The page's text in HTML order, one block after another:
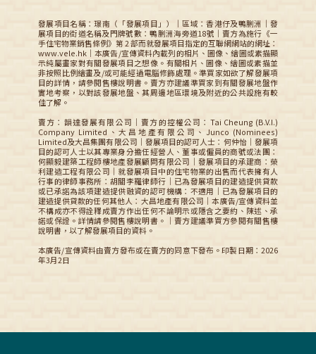
發展項目名稱：璟南（「發展項目」）｜區域：香港仔及鴨脷洲｜發
展項目的街道名稱及門牌號數：鴨脷洲海旁道18號｜賣方為施行《一
手住宅物業銷售條例》第 2 部而就發展項目指定的互聯網網站的網址：
www.vele.hk｜本廣告/宣傳資料內載列的相片、圖像、繪圖或素描顯
示純屬畫家對有關發展項目之想像。有關相片、圖像、繪圖或素描並
非按照比例繪畫及/或可能經過電腦修飾處理。準買家如欲了解發展項
目的詳情，請參閱售樓說明書。賣方亦建議準買家到有關發展地盤作
實地考察，以對該發展地盤、其周邊地區環境及附近的公共設施有較
佳了解。
賣方：韻達發展有限公司｜賣方的控權公司：Tai Cheung (B.V.I.)
Company Limited、大昌地產有限公司、Junco (Nominees)
Limited及大昌集團有限公司｜發展項目的認可人士：何仲怡｜發展項
目的認可人士以其專業身分擔任經營人、董事或僱員的商號或法團：
何顯毅建築工程師樓地產發展顧問有限公司｜發展項目的承建商：榮
利建造工程有限公司｜就發展項目中的住宅物業的出售而代表擁有人
行事的律師事務所：胡關李羅律師行｜已為發展項目的建造提供貸款
或已承諾為該項建造提供融資的認可機構：不適用｜已為發展項目的
建造提供貸款的任何其他人：大昌地產有限公司｜本廣告/宣傳資料並
不構成亦不得詮釋成賣方作出任何不論明示或隱含之要約、陳述、承
諾或保證。詳情請參閱售樓說明書。｜賣方建議準買方參閱有關售樓
說明書，以了解發展項目的資料。
本廣告/宣傳資料由賣方發布或在賣方的同意下發布。印製日期：2026
年3月2日